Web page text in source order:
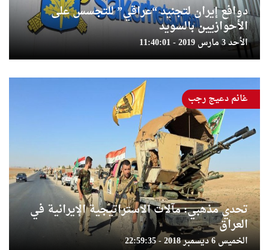
دوافع إيران لتجنيد “عراقي” للتجسس على
الأحوازيين بالسويد
الأحد 3 مارس 2019 - 11:40:01
تحدي مذهبي: مآلات الاستراتيجية الإيرانية في
العراق
الخميس 6 ديسمبر 2018 - 22:59:35
غانم دعيج رجب